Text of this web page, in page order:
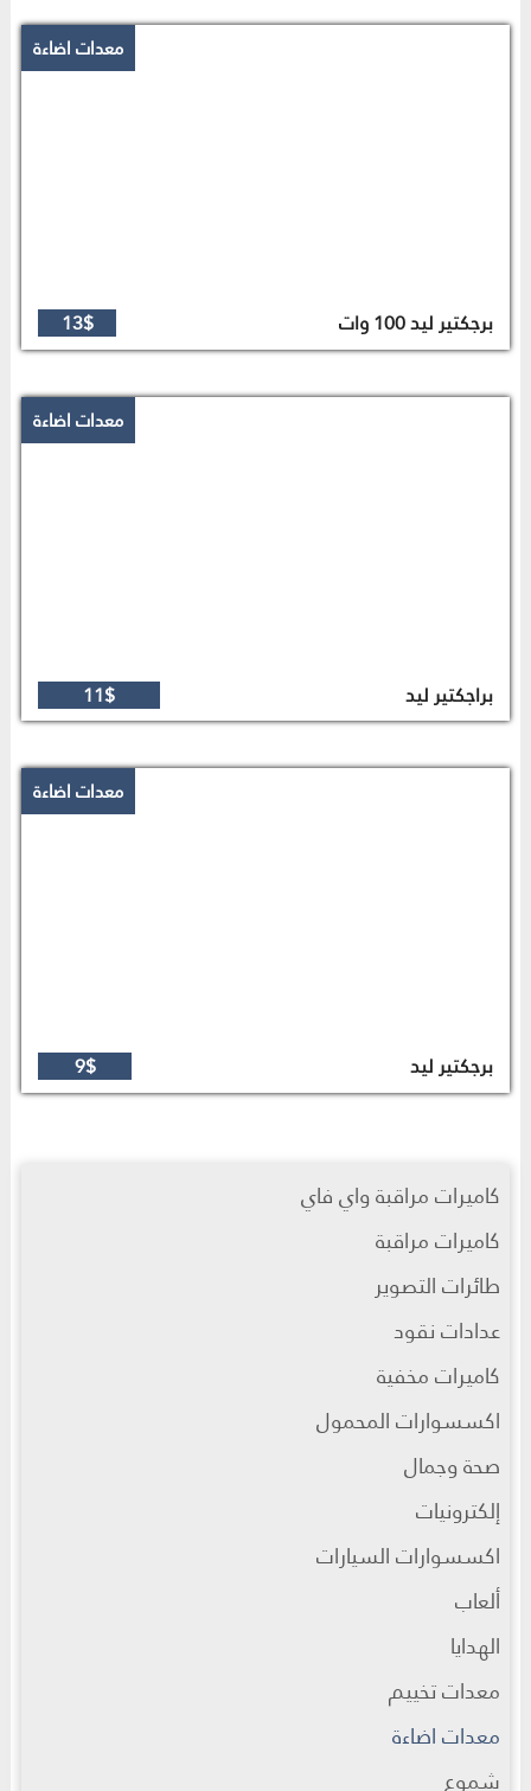
معدات اضاءة
برجكتير ليد 100 وات 13$
معدات اضاءة
براجكتير ليد 11$
معدات اضاءة
برجكتير ليد 9$
كاميرات مراقبة واي فاي
كاميرات مراقبة
طائرات التصوير
عدادات نقود
كاميرات مخفية
اكسسوارات المحمول
صحة وجمال
إلكترونيات
اكسسوارات السيارات
ألعاب
الهدايا
معدات تخييم
معدات اضاءة
شموع